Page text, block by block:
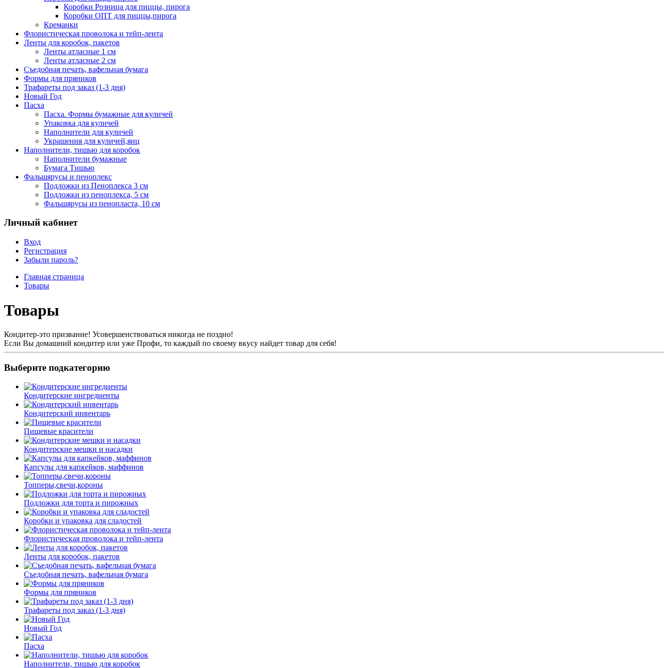
Коробки Розница для пиццы, пирога
Коробки ОПТ для пиццы,пирога
Креманки
Флористическая проволока и тейп-лента
Ленты для коробок, пакетов
Ленты атласные 1 см
Ленты атласные 2 см
Съедобная печать, вафельная бумага
Формы для пряников
Трафареты под заказ (1-3 дня)
Новый Год
Пасха
Пасха. Формы бумажные для куличей
Упаковка для куличей
Наполнители для куличей
Украшения для куличей,яиц
Наполнители, тишью для коробок
Наполнители бумажные
Бумага Тишью
Фальшярусы и пеноплекс
Подложки из Пеноплекса 3 см
Подложки из пеноплекса, 5 см
Фальшярусы из пенопласта, 10 см
Личный кабинет
Вход
Регистрация
Забыли пароль?
Главная страница
Товары
Товары
Кондитер-это призвание! Усовершенствоваться никогда не поздно!
Если Вы домашний кондитер или уже Профи, то каждый по своему вкусу найдет товар для себя!
Выберите подкатегорию
Кондитерские ингредиенты
Кондитерский инвентарь
Пищевые красители
Кондитерские мешки и насадки
Капсулы для капкейков, маффинов
Топперы,свечи,короны
Подложки для торта и пирожных
Коробки и упаковка для сладостей
Флористическая проволока и тейп-лента
Ленты для коробок, пакетов
Съедобная печать, вафельная бумага
Формы для пряников
Трафареты под заказ (1-3 дня)
Новый Год
Пасха
Наполнители, тишью для коробок